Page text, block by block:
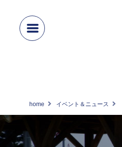
home イベント＆ニュース